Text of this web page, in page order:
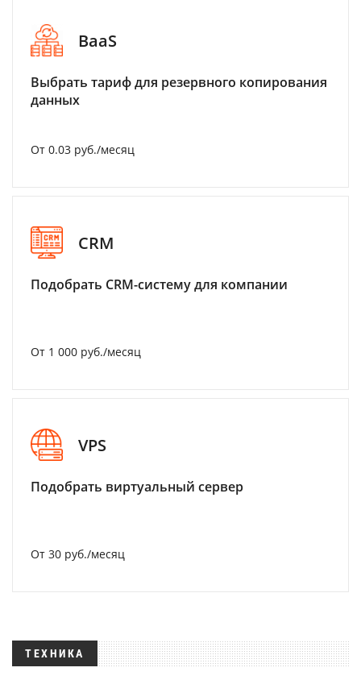
BaaS
Выбрать тариф для резервного копирования
данных
От 0.03 руб./месяц
CRM
Подобрать CRM-систему для компании
От 1 000 руб./месяц
VPS
Подобрать виртуальный сервер
От 30 руб./месяц
ТЕХНИКА